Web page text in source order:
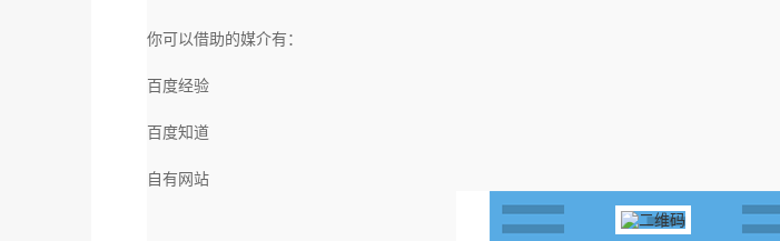
你可以借助的媒介有：
百度经验
百度知道
自有网站